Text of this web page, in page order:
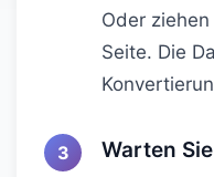
Oder
Seite. Die
Warten